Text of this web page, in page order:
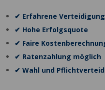
✔ Erfahrene Verteidigung
✔ Hohe Erfolgsquote
✔ Faire
✔ Ratenzahlung möglich
✔ Wahl und